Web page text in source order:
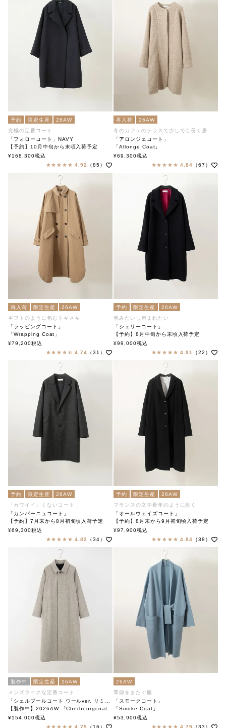
予約 限定生産
26AW
究極の定番コート
「フォローコート」NAVY
【予約】10月中旬から末頃入荷予定
「Follow Coat」
soutiencollar（ステンカラー）
¥168,300税込
4.92
（85）
再入荷
26AW
冬のカフェのテラスで少しでも長く居ます
「アロンジェコート」
「Allonge Coat」
soutiencollar（ステンカラー）
¥69,300税込
4.84
（67）
再入荷 限定生産
26AW
ギフトのように包むトキメキ
「ラッピングコート」
「Wrapping Coat」
soutiencollar（ステンカラー）
¥79,200税込
4.74
（31）
予約 限定生産
26AW
包みたいし包まれたい
「シェリーコート」
【予約】8月中旬から末頃入荷予定
「Cherie Coat」
¥99,000税込
4.91
（22）
予約 限定生産
26AW
「カワイイ」くないコート
「カンパーニュコート」
【予約】7月末から8月初旬頃入荷予定
¥69,300税込
4.82
（34）
予約 限定生産
26AW
フランスの文学青年のように歩く
「オールウェイズコート」
【予約】8月末から9月初旬頃入荷予定
「Always Coat」
¥97,900税込
4.84
（38）
製作中 限定生産
26AW
メンズライクな定番コート
【製作中】2026AW 「Cherbourgcoat Wool ver. limited」
soutiencollar（ステンカラー）
¥154,000税込
4.75
（16）
26AW
季節をまたぐ服
「スモークコート」
「Smoke Coat」
soutiencollar（ステンカラー）
¥53,900税込
4.79
（33）